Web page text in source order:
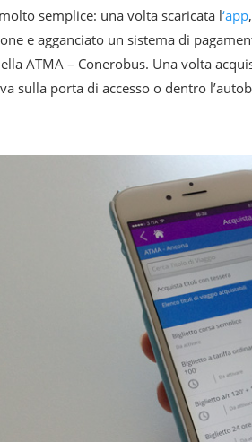
semplice: una volta scaricata l‘app
e agganciato un sistema di
ATMA – Conerobus. Una volta
sulla porta di accesso o dentro